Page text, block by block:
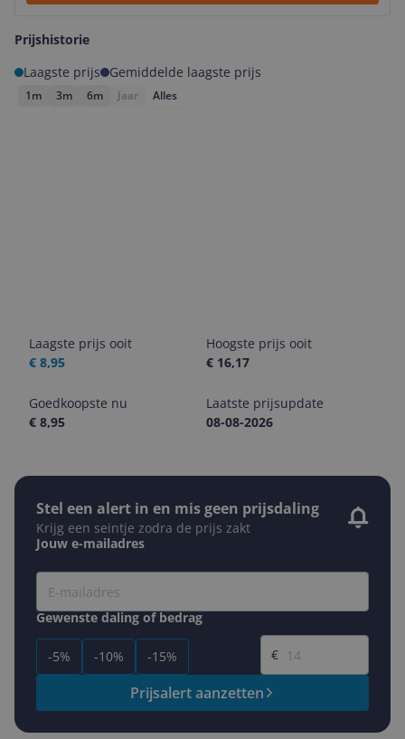
Prijshistorie
Laagste prijs
Gemiddelde laagste prijs
1m 3m 6m Jaar Alles
Laagste prijs ooit
€ 8,95
Hoogste prijs ooit
€ 16,17
Goedkoopste nu
€ 8,95
Laatste prijsupdate
08-08-2026
Stel een alert in en mis geen prijsdaling
Krijg een seintje zodra de prijs zakt
Jouw e-mailadres
Gewenste daling of bedrag
-5% -10% -15%
Gewenste prijs
€
Prijsalert aanzetten